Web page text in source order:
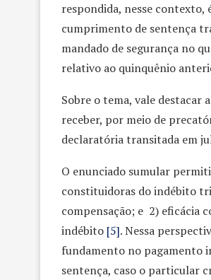
respondida, nesse contexto,
cumprimento de sentença
mandado de segurança no
relativo ao quinquênio
Sobre o tema, vale destacar
receber, por meio de
declaratória transitada em
O enunciado sumular
constituidoras do indébito
compensação; e 2) eficácia
indébito [5]. Nessa
fundamento no pagamento
sentença, caso o particular